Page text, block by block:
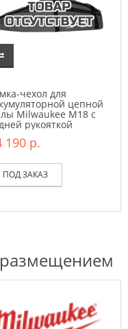
чехол для
цепной
Milwaukee M18 с
рукояткой
190 р.
ПОД ЗАКАЗ